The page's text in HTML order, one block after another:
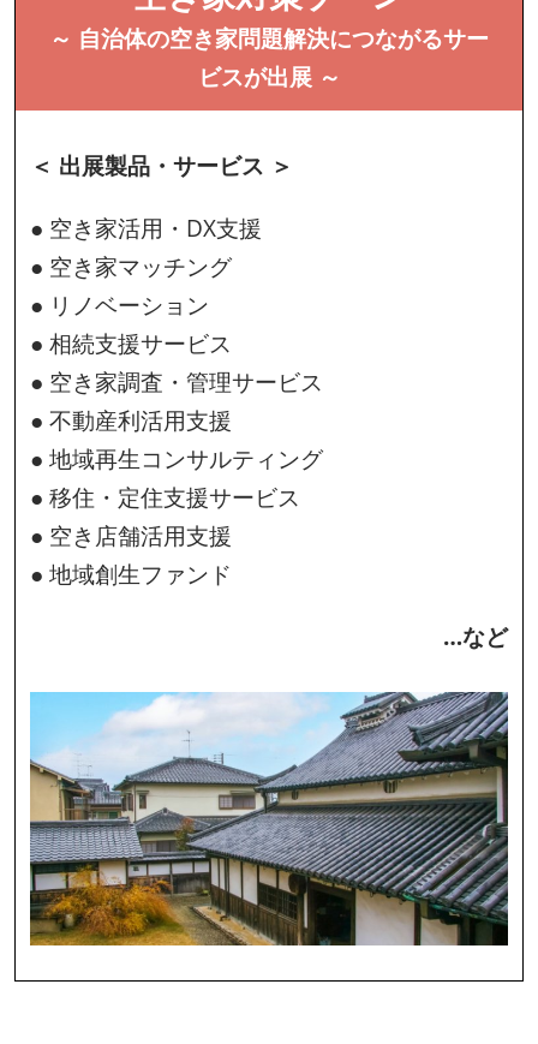
～ 自治体の空き家問題解決につながるサー
ビスが出展 ～
＜ 出展製品・サービス ＞
● 空き家活用・DX支援
● 空き家マッチング
● リノベーション
● 相続支援サービス
● 空き家調査・管理サービス
● 不動産利活用支援
● 地域再生コンサルティング
● 移住・定住支援サービス
● 空き店舗活用支援
● 地域創生ファンド
…など